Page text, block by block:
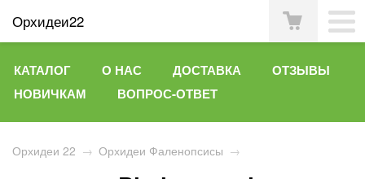
Орхидеи22
КАТАЛОГ О НАС ДОСТАВКА
ОТЗЫВЫ
НОВИЧКАМ
ВОПРОС-ОТВЕТ
Орхидеи 22 → Орхидеи Фаленопсисы →